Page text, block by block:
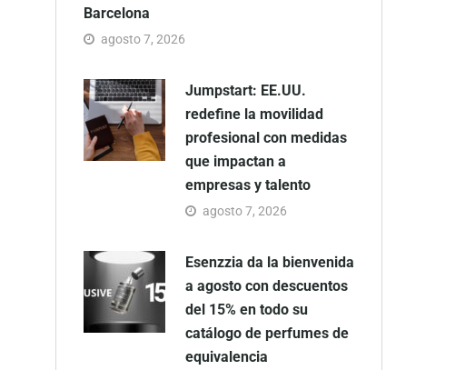
Barcelona
agosto 7, 2026
Jumpstart: EE.UU.
redefine la movilidad
profesional con medidas
que impactan a
empresas y talento
agosto 7, 2026
Esenzzia da la bienvenida
a agosto con descuentos
del 15% en todo su
catálogo de perfumes de
equivalencia